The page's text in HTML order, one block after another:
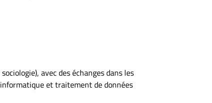
avec des échanges dans les
et traitement de données